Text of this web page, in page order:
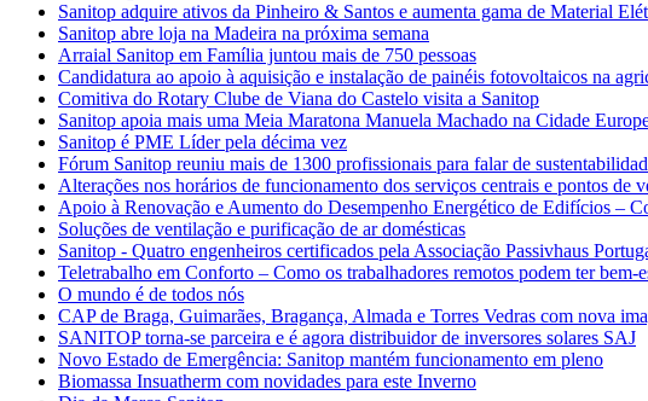
Sanitop adquire ativos da Pinheiro & Santos e aumenta gama de Material
Sanitop abre loja na Madeira na próxima semana
Arraial Sanitop em Família juntou mais de 750 pessoas
Candidatura ao apoio à aquisição e instalação de painéis fotovoltaicos na
Comitiva do Rotary Clube de Viana do Castelo visita a Sanitop
Sanitop apoia mais uma Meia Maratona Manuela Machado na Cidade
Sanitop é PME Líder pela décima vez
Fórum Sanitop reuniu mais de 1300 profissionais para falar de
Alterações nos horários de funcionamento dos serviços centrais e pontos de
Apoio à Renovação e Aumento do Desempenho Energético de Edifícios –
Soluções de ventilação e purificação de ar domésticas
Sanitop - Quatro engenheiros certificados pela Associação Passivhaus
Teletrabalho em Conforto – Como os trabalhadores remotos podem ter bem-
O mundo é de todos nós
CAP de Braga, Guimarães, Bragança, Almada e Torres Vedras com nova
SANITOP torna-se parceira e é agora distribuidor de inversores solares SAJ
Novo Estado de Emergência: Sanitop mantém funcionamento em pleno
Biomassa Insuatherm com novidades para este Inverno